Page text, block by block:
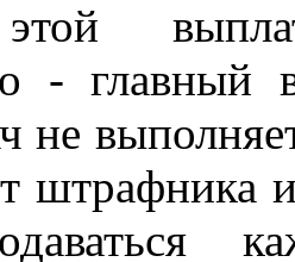
- главный
не
штрафника